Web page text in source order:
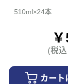
510ml×24本
(税
カート